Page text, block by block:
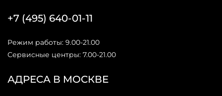
АДРЕСА В МОСКВЕ
+7 (495) 640-01-11
Режим работы: 9.00-21.00
Сервисные центры: 7.00-21.00